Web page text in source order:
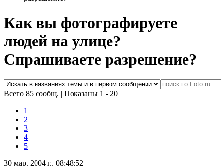
Как вы фотографируете
людей на улице?
Спрашиваете разрешение?
Всего 85 сообщ. | Показаны 1 - 20
1
2
3
4
5
30 мар. 2004 г., 08:48:52